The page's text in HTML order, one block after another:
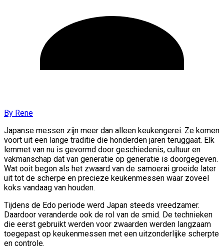
By Rene
Japanse messen zijn meer dan alleen keukengerei. Ze komen
voort uit een lange traditie die honderden jaren teruggaat. Elk
lemmet van nu is gevormd door geschiedenis, cultuur en
vakmanschap dat van generatie op generatie is doorgegeven.
Wat ooit begon als het zwaard van de samoerai groeide later
uit tot de scherpe en precieze keukenmessen waar zoveel
koks vandaag van houden.
Tijdens de Edo periode werd Japan steeds vreedzamer.
Daardoor veranderde ook de rol van de smid. De technieken
die eerst gebruikt werden voor zwaarden werden langzaam
toegepast op keukenmessen met een uitzonderlijke scherpte
en controle.